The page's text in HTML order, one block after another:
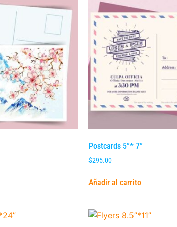
Postcards 5”* 7”
$295.00
Añadir al carrito